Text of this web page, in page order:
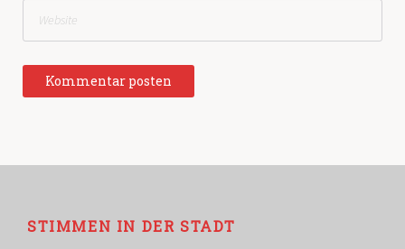
STIMMEN IN DER STADT